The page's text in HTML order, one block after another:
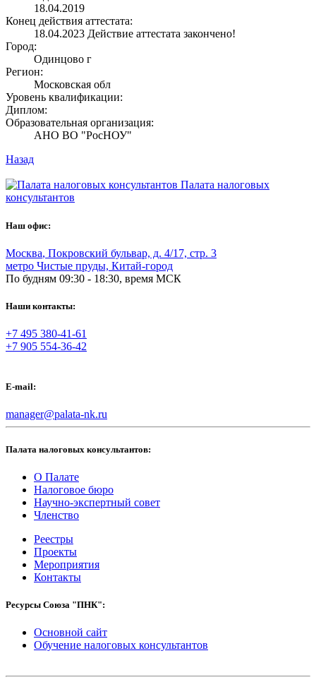
18.04.2019
Конец действия аттестата:
18.04.2023 Действие аттестата закончено!
Город:
Одинцово г
Регион:
Московская обл
Уровень квалификации:
Диплом:
Образовательная организация:
АНО ВО "РосНОУ"
Назад
Палата налоговых
консультантов
Наш офис:
Москва, Покровский бульвар, д. 4/17, стр. 3
метро Чистые пруды, Китай-город
По будням 09:30 - 18:30, время МСК
Наши контакты:
+7 495 380-41-61
+7 905 554-36-42
E-mail:
manager@palata-nk.ru
Палата налоговых консультантов:
О Палате
Налоговое бюро
Научно-экспертный совет
Членство
Реестры
Проекты
Мероприятия
Контакты
Ресурсы Союза "ПНК":
Основной сайт
Обучение налоговых консультантов